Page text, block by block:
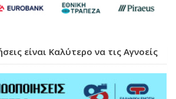
είναι Καλύτερο να τις Αγνοείς